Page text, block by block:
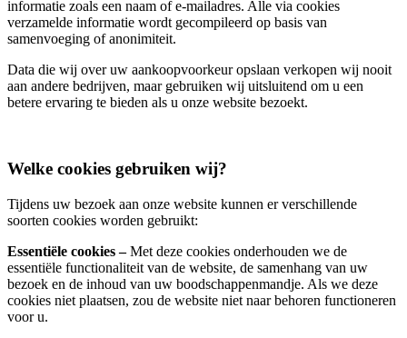
informatie zoals een naam of e-mailadres. Alle via cookies
verzamelde informatie wordt gecompileerd op basis van
samenvoeging of anonimiteit.
Data die wij over uw aankoopvoorkeur opslaan verkopen wij nooit
aan andere bedrijven, maar gebruiken wij uitsluitend om u een
betere ervaring te bieden als u onze website bezoekt.
Welke cookies gebruiken wij?
Tijdens uw bezoek aan onze website kunnen er verschillende
soorten cookies worden gebruikt:
Essentiële cookies –Met deze cookies onderhouden we de
essentiële functionaliteit van de website, de samenhang van uw
bezoek en de inhoud van uw boodschappenmandje. Als we deze
cookies niet plaatsen, zou de website niet naar behoren functioneren
voor u.